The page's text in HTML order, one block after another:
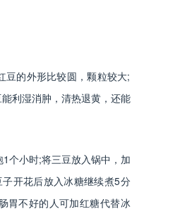
豆的外形比较圆，颗粒较大;
利湿消肿，清热退黄，还能
个小时;将三豆放入锅中，加
开花后放入冰糖继续煮5分
胃不好的人可加红糖代替冰